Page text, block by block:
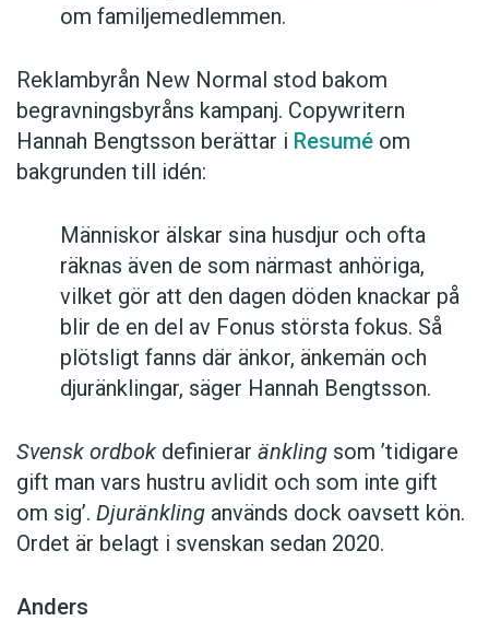
om familjemedlemmen.
Reklambyrån New Normal stod bakom
begravningsbyråns kampanj. Copywritern
Hannah Bengtsson berättar i Resumé om
bakgrunden till idén:
Människor älskar sina husdjur och ofta
räknas även de som närmast anhöriga,
vilket gör att den dagen döden knackar på
blir de en del av Fonus största fokus. Så
plötsligt fanns där änkor, änkemän och
djuränklingar, säger Hannah Bengtsson.
Svensk ordbok definierar änkling som ’tidigare
gift man vars hustru av­lidit och som inte gift
om sig’. Djuränkling används dock oavsett kön.
Ordet är belagt i svenskan sedan 2020.
Anders